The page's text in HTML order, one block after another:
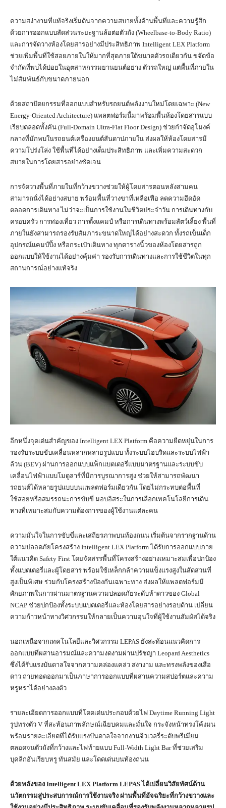
ความสง่างามที่แท้จริงเริ่มต้นจากความสบายทั้งด้านพื้นที่และความรู้สึก
ด้วยการออกแบบสัดส่วนระยะฐานล้อต่อตัวถัง (Wheelbase-to-Body Ratio)
และการจัดวางห้องโดยสารอย่างมีประสิทธิภาพ Intelligent LEX Platform
ช่วยเพิ่มพื้นที่ใช้สอยภายในให้มากที่สุดภายใต้ขนาดตัวรถเดียวกัน ขจัดข้อ
จำกัดที่พบได้บ่อยในอุตสาหกรรมยานยนต์อย่าง ตัวรถใหญ่ แต่พื้นที่ภายใน
ไม่สัมพันธ์กับขนาดภายนอก
ด้วยสถาปัตยกรรมที่ออกแบบสำหรับรถยนต์พลังงานใหม่โดยเฉพาะ (New
Energy-Oriented Architecture) แพลตฟอร์มนี้มาพร้อมพื้นห้องโดยสารแบบ
เรียบตลอดทั้งคัน (Full-Domain Ultra-Flat Floor Design) ช่วยกำจัดอุโมงค์
กลางที่มักพบในรถยนต์เครื่องยนต์สันดาปภายใน ส่งผลให้ห้องโดยสารมี
ความโปร่งโล่ง ใช้พื้นที่ได้อย่างเต็มประสิทธิภาพ และเพิ่มความสะดวก
สบายในการโดยสารอย่างชัดเจน
การจัดวางพื้นที่ภายในที่กว้างขวางช่วยให้ผู้โดยสารตอนหลังสามคน
สามารถนั่งได้อย่างสบาย พร้อมพื้นที่วางขาที่เหลือเฟือ ลดความอึดอัด
ตลอดการเดินทาง ไม่ว่าจะเป็นการใช้งานในชีวิตประจำวัน การเดินทางกับ
ครอบครัว การท่องเที่ยว การตั้งแคมป์ หรือการเดินทางพร้อมสัตว์เลี้ยง พื้นที่
ภายในยังสามารถรองรับสัมภาระขนาดใหญ่ได้อย่างสะดวก ทั้งรถเข็นเด็ก
อุปกรณ์แคมป์ปิ้ง หรือกระเป๋าเดินทาง ทุกตารางนิ้วของห้องโดยสารถูก
ออกแบบให้ใช้งานได้อย่างคุ้มค่า รองรับการเดินทางและการใช้ชีวิตในทุก
สถานการณ์อย่างแท้จริง
อีกหนึ่งจุดเด่นสำคัญของ Intelligent LEX Platform คือความยืดหยุ่นในการ
รองรับระบบขับเคลื่อนหลากหลายรูปแบบ ทั้งระบบไฮบริดและระบบไฟฟ้า
ล้วน (BEV) ผ่านการออกแบบแพ็กแบตเตอรี่แบบมาตรฐานและระบบขับ
เคลื่อนไฟฟ้าแบบโมดูลาร์ที่มีการบูรณาการสูง ช่วยให้สามารถพัฒนา
รถยนต์ได้หลายรูปแบบบนแพลตฟอร์มเดียวกัน โดยไม่กระทบต่อพื้นที่
ใช้สอยหรือสมรรถนะการขับขี่ มอบอิสระในการเลือกเทคโนโลยีการเดิน
ทางที่เหมาะสมกับความต้องการของผู้ใช้งานแต่ละคน
ความมั่นใจในการขับขี่และเสถียรภาพบนท้องถนน เริ่มต้นจากรากฐานด้าน
ความปลอดภัยโครงสร้าง Intelligent LEX Platform ได้รับการออกแบบภาย
ใต้แนวคิด Safety First โดยจัดสรรพื้นที่โครงสร้างอย่างเหมาะสมเพื่อปกป้อง
ทั้งแบตเตอรี่และผู้โดยสาร พร้อมใช้เหล็กกล้าความแข็งแรงสูงในสัดส่วนที่
สูงเป็นพิเศษ ร่วมกับโครงสร้างป้องกันเฉพาะทาง ส่งผลให้แพลตฟอร์มมี
ศักยภาพในการผ่านมาตรฐานความปลอดภัยระดับห้าดาวของ Global
NCAP ช่วยปกป้องทั้งระบบแบตเตอรี่และห้องโดยสารอย่างรอบด้าน เปลี่ยน
ความก้าวหน้าทางวิศวกรรมให้กลายเป็นความอุ่นใจที่ผู้ใช้งานสัมผัสได้จริง
นอกเหนือจากเทคโนโลยีและวิศวกรรม LEPAS ยังสะท้อนแนวคิดการ
ออกแบบที่ผสานอารมณ์และความงดงามผ่านปรัชญา Leopard Aesthetics
ซึ่งได้รับแรงบันดาลใจจากความคล่องแคล่ว สง่างาม และทรงพลังของเสือ
ดาว ถ่ายทอดออกมาเป็นภาษาการออกแบบที่ผสานความสปอร์ตและความ
หรูหราได้อย่างลงตัว
รายละเอียดการออกแบบที่โดดเด่นประกอบด้วยไฟ Daytime Running Light
รูปทรงตัว V ที่สะท้อนภาพลักษณ์เฉียบคมและมั่นใจ กระจังหน้าทรงโค้งมน
พร้อมรายละเอียดที่ได้รับแรงบันดาลใจจากงานจิวเวลรี่ระดับพรีเมียม
ตลอดจนตัวถังที่กว้างและไฟท้ายแบบ Full-Width Light Bar ที่ช่วยเสริม
บุคลิกอันเรียบหรู ทันสมัย และโดดเด่นบนท้องถนน
ด้วยพลังของ Intelligent LEX Platform LEPASได้เปลี่ยนวิสัยทัศน์ด้าน
นวัตกรรมสู่ประสบการณ์การใช้งานจริง ผ่านพื้นที่อัจฉริยะที่กว้างขวางและ